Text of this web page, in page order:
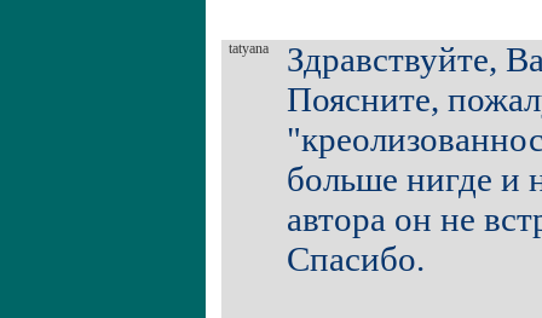
tatyana
Здравствуйте,
Поясните,
больше нигде и
автора он не
Спасибо.